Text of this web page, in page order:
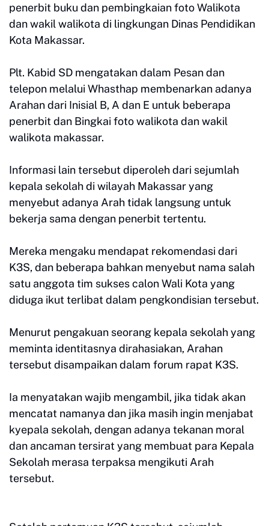
penerbit buku dan pembingkaian foto Walikota
dan wakil walikota di lingkungan Dinas Pendidikan
Kota Makassar.
Plt. Kabid SD mengatakan dalam Pesan dan
telepon melalui Whasthap membenarkan adanya
Arahan dari Inisial B, A dan E untuk beberapa
penerbit dan Bingkai foto walikota dan wakil
walikota makassar.
Informasi lain tersebut diperoleh dari sejumlah
kepala sekolah di wilayah Makassar yang
menyebut adanya Arah tidak langsung untuk
bekerja sama dengan penerbit tertentu.
Mereka mengaku mendapat rekomendasi dari
K3S, dan beberapa bahkan menyebut nama salah
satu anggota tim sukses calon Wali Kota yang
diduga ikut terlibat dalam pengkondisian tersebut.
Menurut pengakuan seorang kepala sekolah yang
meminta identitasnya dirahasiakan, Arahan
tersebut disampaikan dalam forum rapat K3S.
Ia menyatakan wajib mengambil, jika tidak akan
mencatat namanya dan jika masih ingin menjabat
kyepala sekolah, dengan adanya tekanan moral
dan ancaman tersirat yang membuat para Kepala
Sekolah merasa terpaksa mengikuti Arah
tersebut.